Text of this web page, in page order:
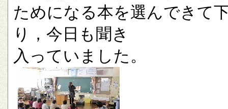
ためになる本を選んできて
り，今日も聞き
入っていました。